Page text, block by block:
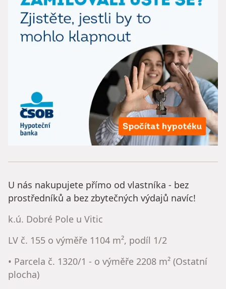
U nás nakupujete přímo od vlastníka - bez
prostředníků a bez zbytečných výdajů navíc!
k.ú. Dobré Pole u Vitic
LV č. 155 o výměře 1104 m², podíl 1/2
• Parcela č. 1320/1 - o výměře 2208 m² (Ostatní
plocha)